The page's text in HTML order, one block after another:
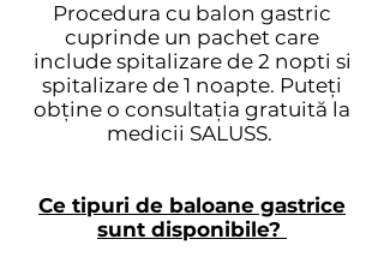
Procedura cu balon gastric
cuprinde un pachet care
include spitalizare de 2 nopti si
spitalizare de 1 noapte. Puteți
obține o consultația gratuită la
medicii SALUSS.
Ce tipuri de baloane gastrice
sunt disponibile?